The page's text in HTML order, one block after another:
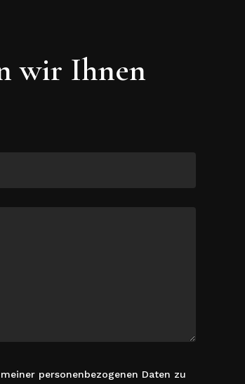
wir Ihnen
personenbezogenen Daten zu